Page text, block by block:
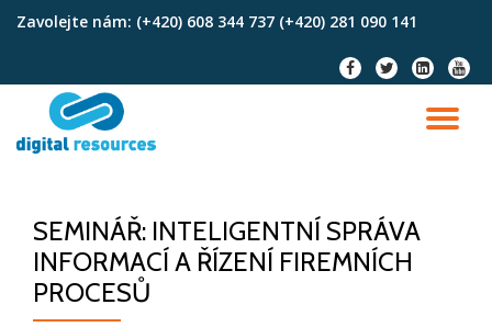
Zavolejte nám: (+420) 608 344 737 (+420) 281 090 141
fa-
facebook
fa-
twitter
fa-
linkedin-
square
fa-
SEMINÁŘ: INTELIGENTNÍ SPRÁVA
INFORMACÍ A ŘÍZENÍ FIREMNÍCH
PROCESŮ